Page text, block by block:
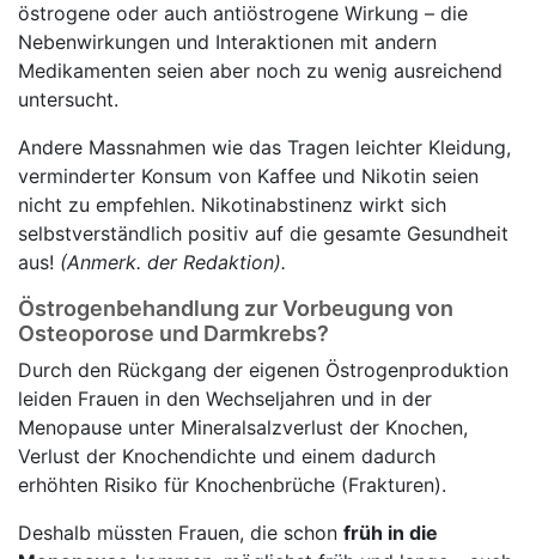
östrogene oder auch antiöstrogene Wirkung – die
Nebenwirkungen und Interaktionen mit andern
Medikamenten seien aber noch zu wenig ausreichend
untersucht.
Andere Massnahmen wie das Tragen leichter Kleidung,
verminderter Konsum von Kaffee und Nikotin seien
nicht zu empfehlen. Nikotinabstinenz wirkt sich
selbstverständlich positiv auf die gesamte Gesundheit
aus! (Anmerk. der Redaktion).
Östrogenbehandlung zur Vorbeugung von
Osteoporose und Darmkrebs?
Durch den Rückgang der eigenen Östrogenproduktion
leiden Frauen in den Wechseljahren und in der
Menopause unter Mineralsalzverlust der Knochen,
Verlust der Knochendichte und einem dadurch
erhöhten Risiko für Knochenbrüche (Frakturen).
Deshalb müssten Frauen, die schon früh in die